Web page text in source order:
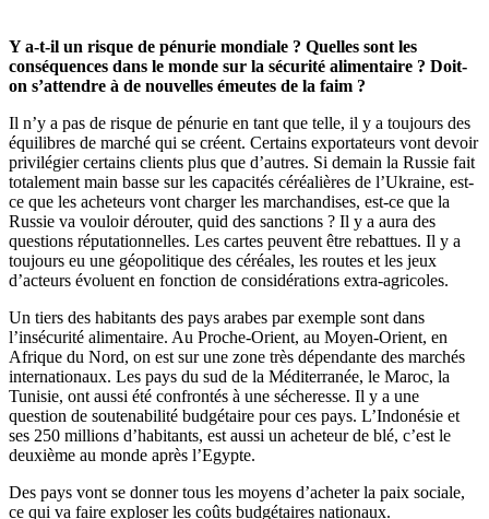
Y a-t-il un risque de pénurie mondiale ? Quelles sont les
conséquences dans le monde sur la sécurité alimentaire ? Doit-
on s’attendre à de nouvelles émeutes de la faim ?
Il n’y a pas de risque de pénurie en tant que telle, il y a toujours des
équilibres de marché qui se créent. Certains exportateurs vont devoir
privilégier certains clients plus que d’autres. Si demain la Russie fait
totalement main basse sur les capacités céréalières de l’Ukraine, est-
ce que les acheteurs vont charger les marchandises, est-ce que la
Russie va vouloir dérouter, quid des sanctions ? Il y a aura des
questions réputationnelles. Les cartes peuvent être rebattues. Il y a
toujours eu une géopolitique des céréales, les routes et les jeux
d’acteurs évoluent en fonction de considérations extra-agricoles.
Un tiers des habitants des pays arabes par exemple sont dans
l’insécurité alimentaire. Au Proche-Orient, au Moyen-Orient, en
Afrique du Nord, on est sur une zone très dépendante des marchés
internationaux. Les pays du sud de la Méditerranée, le Maroc, la
Tunisie, ont aussi été confrontés à une sécheresse. Il y a une
question de soutenabilité budgétaire pour ces pays. L’Indonésie et
ses 250 millions d’habitants, est aussi un acheteur de blé, c’est le
deuxième au monde après l’Egypte.
Des pays vont se donner tous les moyens d’acheter la paix sociale,
ce qui va faire exploser les coûts budgétaires nationaux.